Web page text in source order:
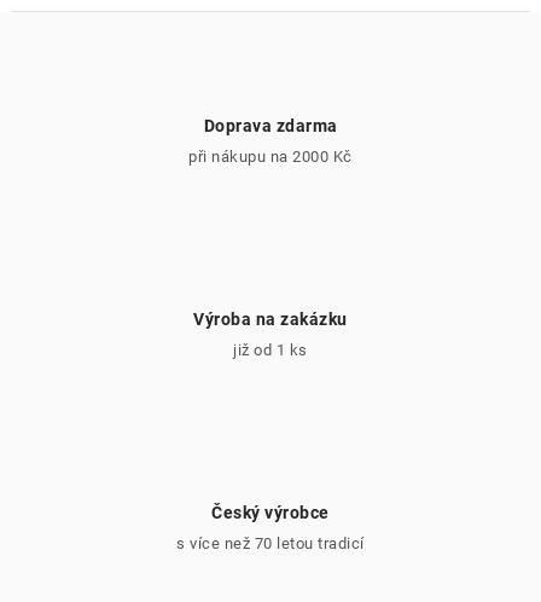
Doprava zdarma
při nákupu na 2000 Kč
Výroba na zakázku
již od 1 ks
Český výrobce
s více než 70 letou tradicí